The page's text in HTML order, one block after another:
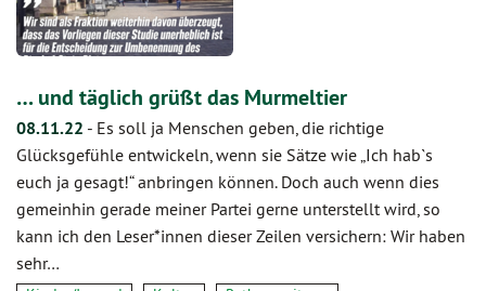
… und täglich grüßt das Murmeltier
08.11.22 - Es soll ja Menschen geben, die richtige
Glücksgefühle entwickeln, wenn sie Sätze wie „Ich hab`s
euch ja gesagt!“ anbringen können. Doch auch wenn dies
gemeinhin gerade meiner Partei gerne unterstellt wird, so
kann ich den Leser*innen dieser Zeilen versichern: Wir haben
sehr…